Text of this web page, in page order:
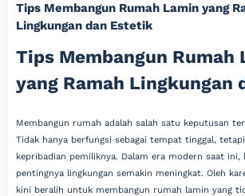
Tips Membangun Rumah Lamin yang
Lingkungan dan Estetik
Tips Membangun Rumah
yang Ramah Lingkungan
Membangun rumah adalah salah satu keputusan
Tidak hanya berfungsi sebagai tempat tinggal,
kepribadian pemiliknya. Dalam era modern saat ini,
pentingnya lingkungan semakin meningkat. Oleh
kini beralih untuk membangun rumah lamin yang